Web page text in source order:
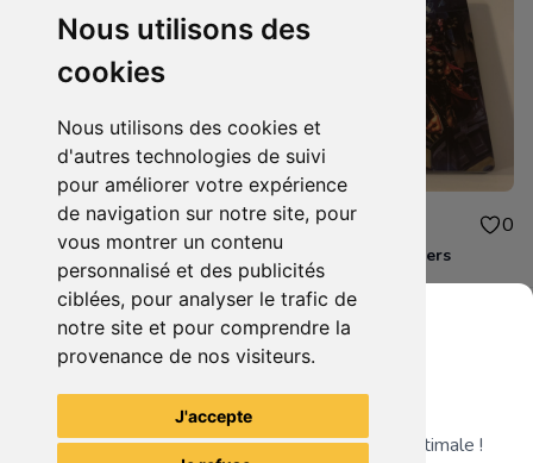
Nous utilisons des
cookies
Nous utilisons des cookies et
d'autres technologies de suivi
pour améliorer votre expérience
de navigation sur notre site, pour
vous montrer un contenu
personnalisé et des publicités
ciblées, pour analyser le trafic de
notre site et pour comprendre la
provenance de nos visiteurs.
J'accepte
10.00€ 0
Destiny 2 Xbox one
10.00€ 0
Steelbook Avengers
Voir tous les articles du vendeur
Grenier du Geek
Télécharge notre app pour une expérience optimale !